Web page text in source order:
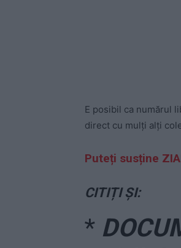
E posibil ca numărul
direct cu mulți alți
Puteți susține
CITIȚI ȘI:
*